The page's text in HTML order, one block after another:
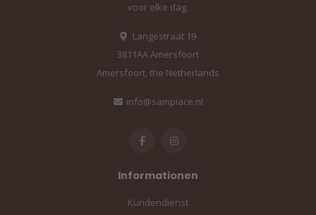
voor elke dag.
Langestraat 19
3811AA Amersfoort
Amersfoort, the Netherlands
info@sampiace.nl
Informationen
Kundendienst